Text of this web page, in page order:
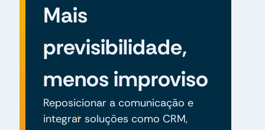
Mais
previsibilidade,
menos improviso
Reposicionar a comunicação e
integrar soluções como CRM,